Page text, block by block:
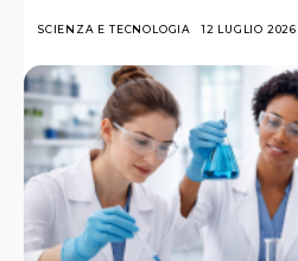
SCIENZA E TECNOLOGIA 12 LUGLIO 2026